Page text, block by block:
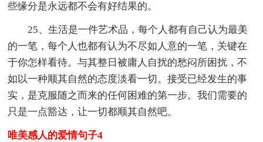
些缘分是永远都不会有好结果的。
25、生活是一件艺术品，每个人都有自己认为最美
的一笔，每个人也都有认为不尽如人意的一笔，关键在
于你怎样看待。与其整日被庸人自扰的愁闷所困扰，不
如以一种顺其自然的态度淡看一切。接受已经发生的事
实，是克服随之而来的任何困难的第一步。我们需要的
只是一点豁达，让一切都顺其自然吧。
唯美感人的爱情句子4